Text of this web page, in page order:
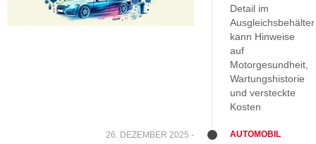
Detail im
Ausgleichsbehälter
kann Hinweise
auf
Motorgesundheit,
Wartungshistorie
und versteckte
Kosten
26. DEZEMBER 2025 - AUTOMOBIL